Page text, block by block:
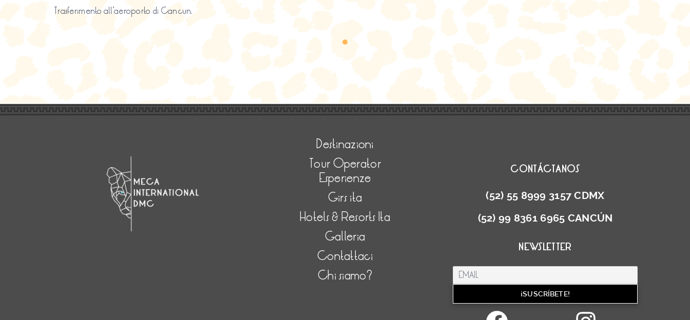
Trasferimento all’aeroporto di Cancun.
Destinazioni
Tour Operator
Esperienze
Girs ita
Hotels & Resorts Ita
Galleria
Contattaci
Chi siamo?
CONTÁCTANOS
(52) 55 8999 3157 CDMX
(52) 99 8361 6965 CANCÚN
NEWSLETTER
Facebook